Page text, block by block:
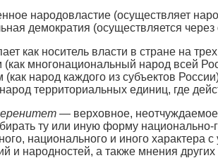
народовластие (осуществляет
демократия (осуществляется
как носитель власти в стране на
многонациональный народ всей
(как народ каждого из субъектов
территориальных единиц, где
— верховное,
ту или иную форму национально-
национального и иного характера
и народностей, а также мнения